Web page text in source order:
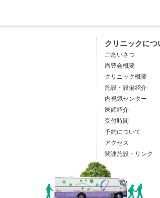
クリニックにつ
ごあいさつ
尚豊会概要
クリニック概要
施設・設備紹介
内視鏡センター
医師紹介
受付時間
予約について
アクセス
関連施設・リンク